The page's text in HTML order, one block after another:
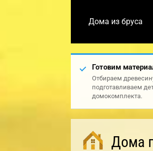
Дома из бруса
Готовим
Отбираем
подготавливаем
домокомплекта.
Дома